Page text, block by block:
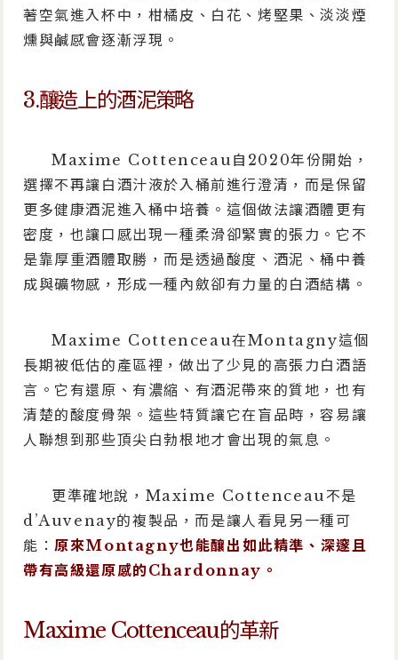
著空氣進入杯中，柑橘皮、白花、烤堅果、淡淡煙
燻與鹹感會逐漸浮現。
3.釀造上的酒泥策略
Maxime Cottenceau自2020年份開始，
選擇不再讓白酒汁液於入桶前進行澄清，而是保留
更多健康酒泥進入桶中培養。這個做法讓酒體更有
密度，也讓口感出現一種柔滑卻緊實的張力。它不
是靠厚重酒體取勝，而是透過酸度、酒泥、桶中養
成與礦物感，形成一種內斂卻有力量的白酒結構。
Maxime Cottenceau在Montagny這個
長期被低估的產區裡，做出了少見的高張力白酒語
言。它有還原、有濃縮、有酒泥帶來的質地，也有
清楚的酸度骨架。這些特質讓它在盲品時，容易讓
人聯想到那些頂尖白勃根地才會出現的氣息。
更準確地說，Maxime Cottenceau不是
d’Auvenay的複製品，而是讓人看見另一種可
能： 原來Montagny也能釀出如此精準、深邃且
帶有高級還原感的Chardonnay。
Maxime Cottenceau的革新